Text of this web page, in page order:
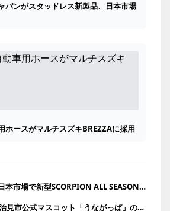
パンがスタッドレス新製品、日本市場
ホースがマルチスズキBREZZAに採用
ピレリ・ジャパン、日本市場で新型SCORPION ALL SEASON SF3を発売
豊田合成のRe-S、多治見市公式マスコット「うながっぱ」のトートバッグを発売